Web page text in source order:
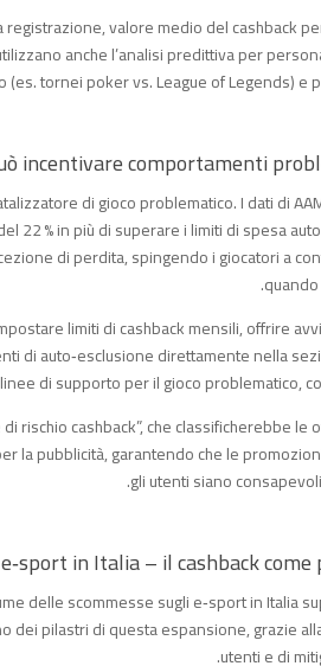
valore medio del cashback
anche l’analisi predittiva per
tornei poker vs. League of Legends) e
di gioco problematico. I dati di
22 % in più di superare i limiti di spesa
di perdita, spingendo i giocatori a
limiti di cashback mensili, offrire
di auto‑esclusione direttamente nella
di supporto per il gioco problematico,
rischio cashback”, che classificherebbe
la pubblicità, garantendo che le
gli utenti siano
delle scommesse sugli e‑sport in Italia
dei pilastri di questa espansione, grazie
utenti e di